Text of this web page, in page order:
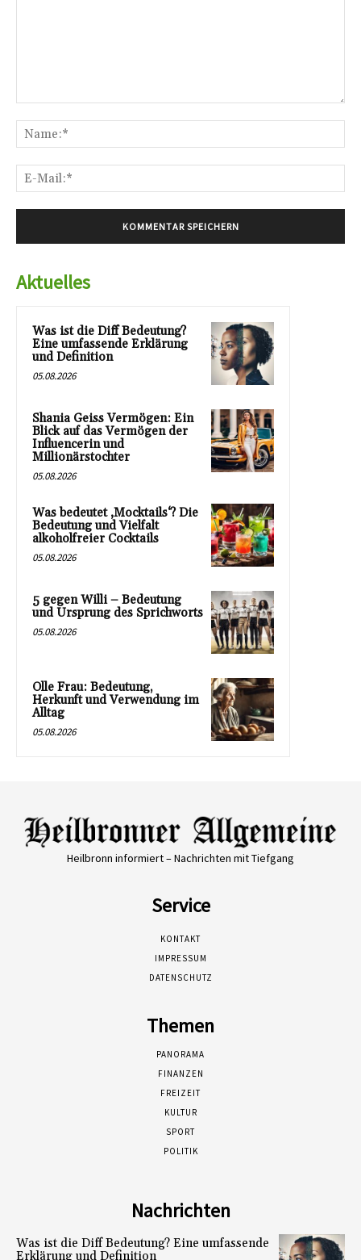
Aktuelles
Was ist die Diff Bedeutung?
Eine umfassende Erklärung
und Definition
05.08.2026
Shania Geiss Vermögen: Ein
Blick auf das Vermögen der
Influencerin und
Millionärstochter
05.08.2026
Was bedeutet ‚Mocktails‘? Die
Bedeutung und Vielfalt
alkoholfreier Cocktails
05.08.2026
5 gegen Willi – Bedeutung
und Ursprung des Sprichworts
05.08.2026
Olle Frau: Bedeutung,
Herkunft und Verwendung im
Alltag
05.08.2026
Heilbronn informiert – Nachrichten mit Tiefgang
Service
KONTAKT
IMPRESSUM
DATENSCHUTZ
Themen
PANORAMA
FINANZEN
FREIZEIT
KULTUR
SPORT
POLITIK
Nachrichten
Was ist die Diff Bedeutung? Eine umfassende
Erklärung und Definition